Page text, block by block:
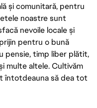
și comunitară, pentru
noastre sunt
nevoile locale și
pentru o bună
pensie, timp liber plătit,
multe altele. Cultivăm
întotdeauna să dea tot